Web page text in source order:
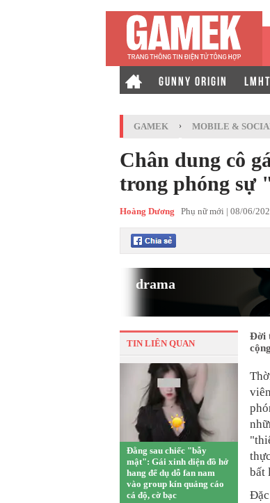
GUNNY ORIGIN LMHT
GAMEK › MOBILE &
Chân dung cô
trong phóng sự
Hoàng Dương Phụ nữ mới | 08/06/
drama
TIN LIÊN QUAN
Đằng sau chiếc "bẫy
mật": Gái xinh diện đồ hở
hang để dụ dỗ fan nam
vào group kín quảng cáo
cá độ, cờ bạc
Đời
bất